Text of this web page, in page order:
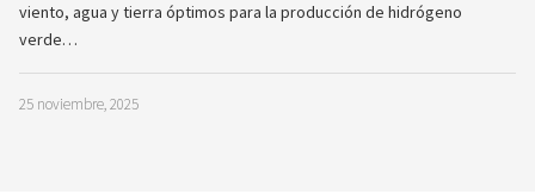
viento, agua y tierra óptimos para la producción de hidrógeno
verde…
25 noviembre, 2025